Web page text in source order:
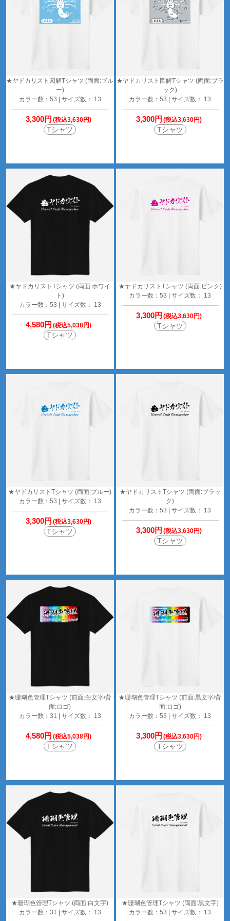
★ヤドカリスト図解Tシャツ (両面:ブル
ー)
カラー数：53 | サイズ数： 13
3,300円 (税込3,630円)
Tシャツ
★ヤドカリスト図解Tシャツ (両面:ブラ
ック)
カラー数：53 | サイズ数： 13
3,300円 (税込3,630円)
Tシャツ
★ヤドカリストTシャツ (両面:ホワイ
ト)
カラー数：53 | サイズ数： 13
4,580円 (税込5,038円)
Tシャツ
★ヤドカリストTシャツ (両面:ピンク)
カラー数：53 | サイズ数： 13
3,300円 (税込3,630円)
Tシャツ
★ヤドカリストTシャツ (両面:ブルー)
カラー数：53 | サイズ数： 13
3,300円 (税込3,630円)
Tシャツ
★ヤドカリストTシャツ (両面:ブラッ
ク)
カラー数：53 | サイズ数： 13
3,300円 (税込3,630円)
Tシャツ
★珊瑚色管理Tシャツ (前面:白文字/背
面:ロゴ)
カラー数：31 | サイズ数： 13
4,580円 (税込5,038円)
Tシャツ
★珊瑚色管理Tシャツ (前面:黒文字/背
面:ロゴ)
カラー数：53 | サイズ数： 13
3,300円 (税込3,630円)
Tシャツ
★珊瑚色管理Tシャツ (両面:白文字)
カラー数：31 | サイズ数： 13
★珊瑚色管理Tシャツ (両面:黒文字)
カラー数：53 | サイズ数： 13